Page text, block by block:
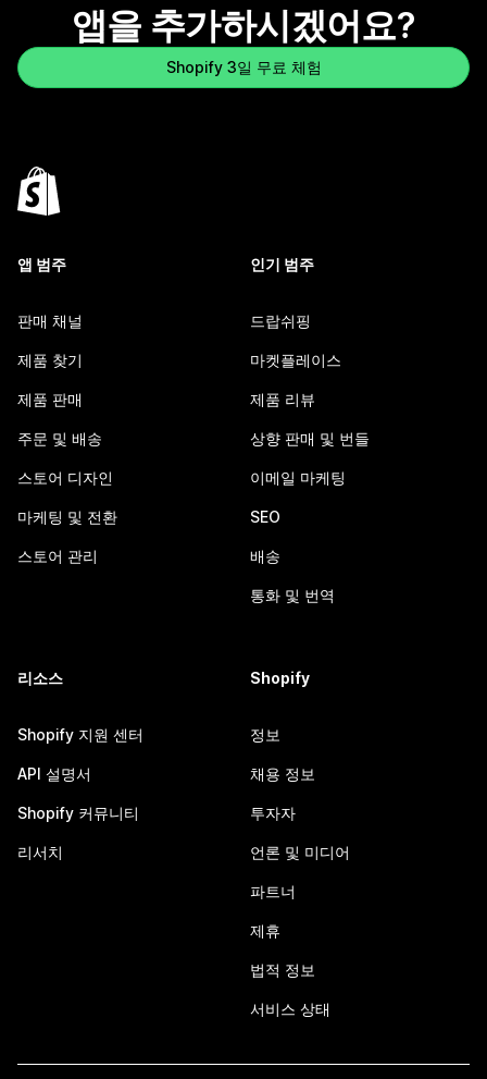
앱을 추가하시겠어요?
Shopify 3일 무료 체험
앱 범주
판매 채널
제품 찾기
제품 판매
주문 및 배송
스토어 디자인
마케팅 및 전환
스토어 관리
인기 범주
드랍쉬핑
마켓플레이스
제품 리뷰
상향 판매 및 번들
이메일 마케팅
SEO
배송
통화 및 번역
리소스
Shopify 지원 센터
API 설명서
Shopify 커뮤니티
리서치
Shopify
정보
채용 정보
투자자
언론 및 미디어
파트너
제휴
법적 정보
서비스 상태